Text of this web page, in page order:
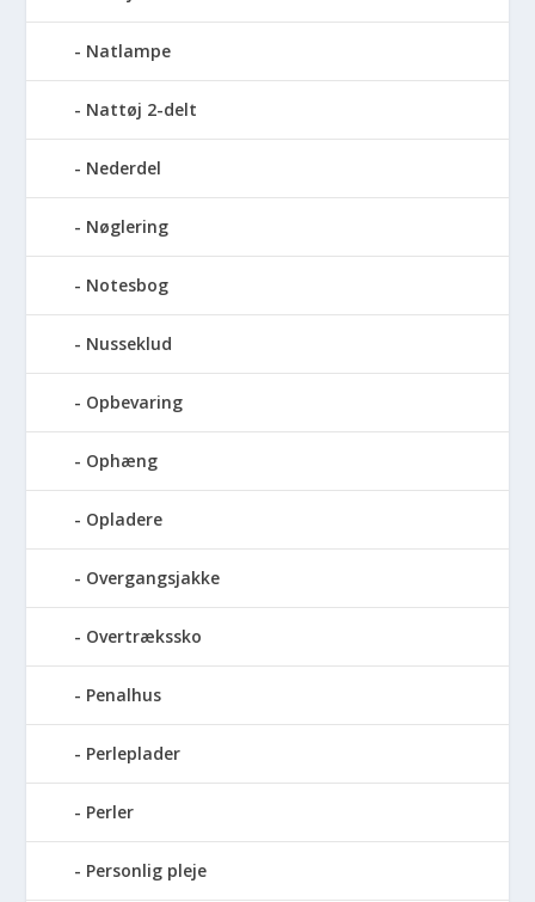
Natlampe
Nattøj 2-delt
Nederdel
Nøglering
Notesbog
Nusseklud
Opbevaring
Ophæng
Opladere
Overgangsjakke
Overtrækssko
Penalhus
Perleplader
Perler
Personlig pleje